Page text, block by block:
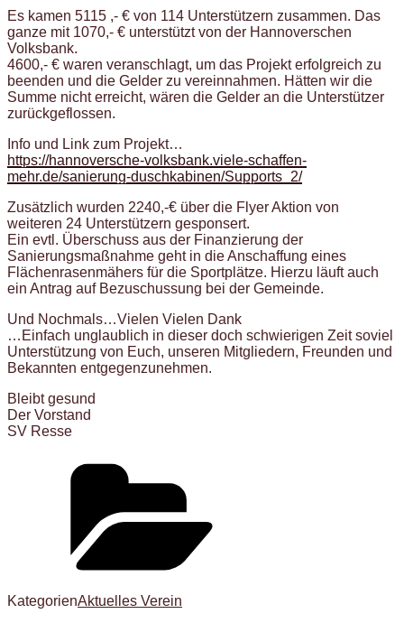
Es kamen 5115 ,- € von 114 Unterstützern zusammen. Das
ganze mit 1070,- € unterstützt von der Hannoverschen
Volksbank.
4600,- € waren veranschlagt, um das Projekt erfolgreich zu
beenden und die Gelder zu vereinnahmen. Hätten wir die
Summe nicht erreicht, wären die Gelder an die Unterstützer
zurückgeflossen.
Info und Link zum Projekt…
https://hannoversche-volksbank.viele-schaffen-
mehr.de/sanierung-duschkabinen/Supports_2/
Zusätzlich wurden 2240,-€ über die Flyer Aktion von
weiteren 24 Unterstützern gesponsert.
Ein evtl. Überschuss aus der Finanzierung der
Sanierungsmaßnahme geht in die Anschaffung eines
Flächenrasenmähers für die Sportplätze. Hierzu läuft auch
ein Antrag auf Bezuschussung bei der Gemeinde.
Und Nochmals…Vielen Vielen Dank
…Einfach unglaublich in dieser doch schwierigen Zeit soviel
Unterstützung von Euch, unseren Mitgliedern, Freunden und
Bekannten entgegenzunehmen.
Bleibt gesund
Der Vorstand
SV Resse
KategorienAktuelles Verein